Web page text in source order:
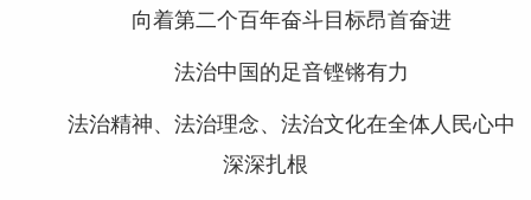
向着第二个百年奋斗目标昂首奋进
法治中国的足音铿锵有力
法治精神、法治理念、法治文化在全体人民心中
深深扎根